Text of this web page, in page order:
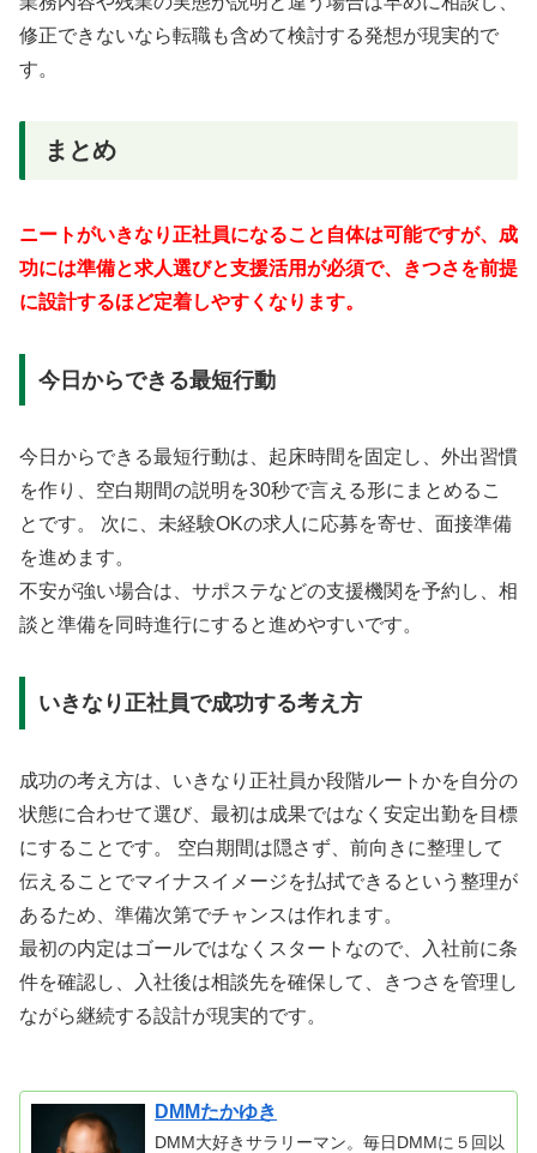
修正できないなら転職も含めて検討する発想が現実的で
す。
まとめ
ニートがいきなり正社員になること自体は可能ですが、成
功には準備と求人選びと支援活用が必須で、きつさを前提
に設計するほど定着しやすくなります。
今日からできる最短行動
今日からできる最短行動は、起床時間を固定し、外出習慣
を作り、空白期間の説明を30秒で言える形にまとめるこ
とです。 次に、未経験OKの求人に応募を寄せ、面接準備
を進めます。
不安が強い場合は、サポステなどの支援機関を予約し、相
談と準備を同時進行にすると進めやすいです。
いきなり正社員で成功する考え方
成功の考え方は、いきなり正社員か段階ルートかを自分の
状態に合わせて選び、最初は成果ではなく安定出勤を目標
にすることです。 空白期間は隠さず、前向きに整理して
伝えることでマイナスイメージを払拭できるという整理が
あるため、準備次第でチャンスは作れます。
最初の内定はゴールではなくスタートなので、入社前に条
件を確認し、入社後は相談先を確保して、きつさを管理し
ながら継続する設計が現実的です。
DMMたかゆき
DMM大好きサラリーマン。毎日DMMに５回以